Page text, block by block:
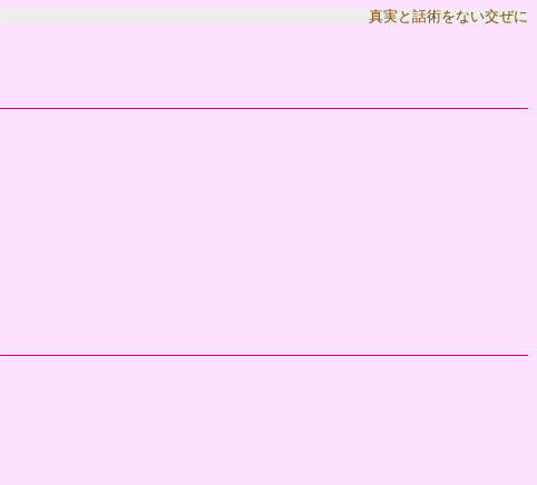
真実と話術をない交ぜに